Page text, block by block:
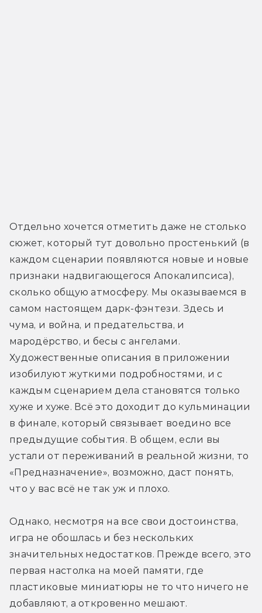
Отдельно хочется отметить даже не столько
сюжет, который тут довольно простенький (в
каждом сценарии появляются новые и новые
признаки надвигающегося Апокалипсиса),
сколько общую атмосферу. Мы оказываемся в
самом настоящем дарк-фэнтези. Здесь и
чума, и война, и предательства, и
мародёрство, и бесы с ангелами.
Художественные описания в приложении
изобилуют жуткими подробностями, и с
каждым сценарием дела становятся только
хуже и хуже. Всё это доходит до кульминации
в финале, который связывает воедино все
предыдущие события. В общем, если вы
устали от переживаний в реальной жизни, то
«Предназначение», возможно, даст понять,
что у вас всё не так уж и плохо.
Однако, несмотря на все свои достоинства,
игра не обошлась и без нескольких
значительных недостатков. Прежде всего, это
первая настолка на моей памяти, где
пластиковые миниатюры не то что ничего не
добавляют, а откровенно мешают.